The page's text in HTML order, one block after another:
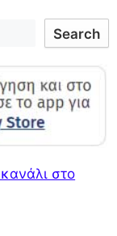
Search
στο